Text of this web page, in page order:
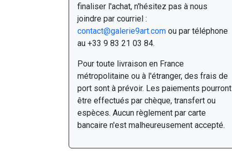
finaliser l'achat, n'hésitez pas à nous
joindre par courriel :
contact@galerie9art.com ou par téléphone
au +33 9 83 21 03 84.
Pour toute livraison en France
métropolitaine ou à l'étranger, des frais de
port sont à prévoir. Les paiements pourront
être effectués par chèque, transfert ou
espèces. Aucun règlement par carte
bancaire n'est malheureusement accepté.